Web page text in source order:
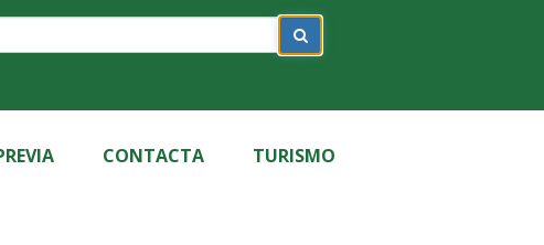
CONTACTA TURISMO